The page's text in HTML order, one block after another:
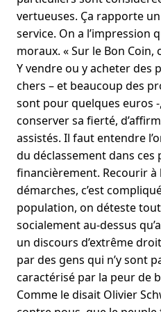
vertueuses. Ça rapporte
service. On a l’impression
moraux. « Sur le Bon
Y vendre ou y acheter des
chers – et beaucoup des
sont pour quelques euros -
conserver sa fierté,
assistés. Il faut entendre
du déclassement dans
financièrement. Recourir à
démarches, c’est
population, on déteste
socialement au-dessus
un discours d’extrême
par des gens qui n’y sont
caractérisé par la peur de
Comme le disait Olivier